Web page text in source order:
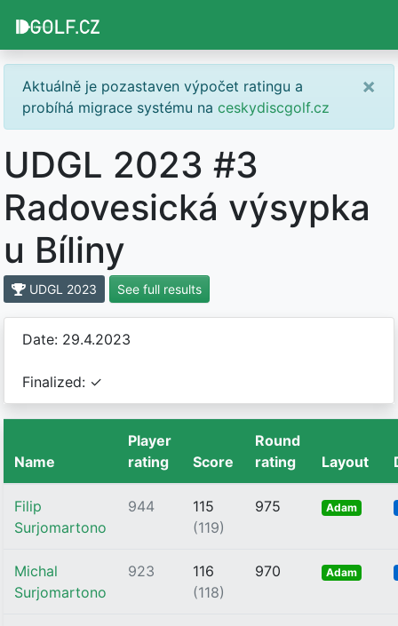
Aktuálně je pozastaven výpočet ratingu a
probíhá migrace systému na ceskydiscgolf.cz
×
UDGL 2023 #3
Radovesická výsypka
u Bíliny
UDGL 2023 See full results
Date: 29.4.2023
Finalized: ✓
Name
Player
rating
Score
Round
rating
Layout
Filip
Surjomartono
944
115
(119)
975 Adam
Michal
Surjomartono
923
116
(118)
970 Adam